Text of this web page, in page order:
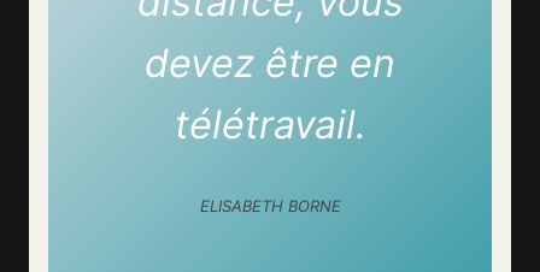
devez être en
télétravail.
ELISABETH BORNE